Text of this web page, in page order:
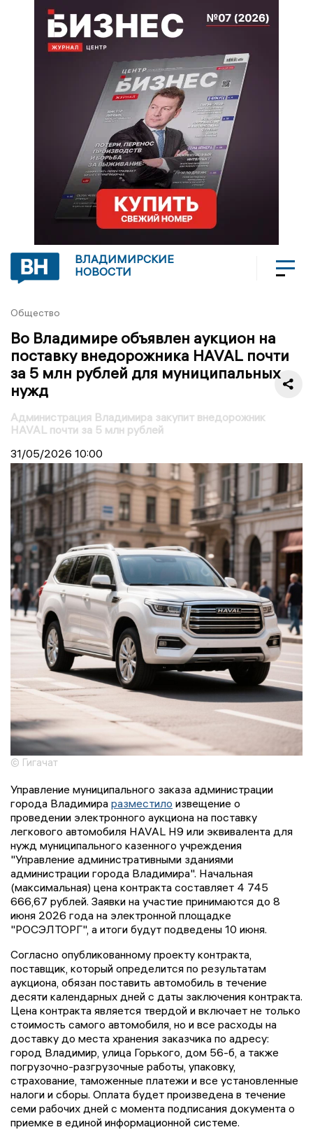
ВЛАДИМИРСКИЕ
НОВОСТИ
Общество
Во Владимире объявлен аукцион на
поставку внедорожника HAVAL почти
за 5 млн рублей для муниципальных
нужд
Администрация Владимира закупит внедорожник
HAVAL почти за 5 млн рублей
31/05/2026 10:00
© Гигачат
Управление муниципального заказа администрации
города Владимира разместило извещение о
проведении электронного аукциона на поставку
легкового автомобиля HAVAL H9 или эквивалента для
нужд муниципального казенного учреждения
"Управление административными зданиями
администрации города Владимира". Начальная
(максимальная) цена контракта составляет 4 745
666,67 рублей. Заявки на участие принимаются до 8
июня 2026 года на электронной площадке
"РОСЭЛТОРГ", а итоги будут подведены 10 июня.
Согласно опубликованному проекту контракта,
поставщик, который определится по результатам
аукциона, обязан поставить автомобиль в течение
десяти календарных дней с даты заключения контракта.
Цена контракта является твердой и включает не только
стоимость самого автомобиля, но и все расходы на
доставку до места хранения заказчика по адресу:
город Владимир, улица Горького, дом 56-б, а также
погрузочно-разгрузочные работы, упаковку,
страхование, таможенные платежи и все установленные
налоги и сборы. Оплата будет произведена в течение
семи рабочих дней с момента подписания документа о
приемке в единой информационной системе.